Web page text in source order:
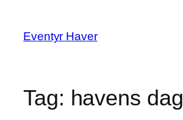
indhold
Eventyr Haver
Tag: havens dag